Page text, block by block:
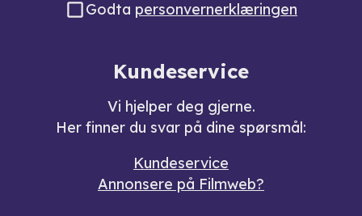
Godta personvernerklæringen
Kundeservice
Vi hjelper deg gjerne.
Her finner du svar på dine spørsmål:
Kundeservice
Annonsere på Filmweb?